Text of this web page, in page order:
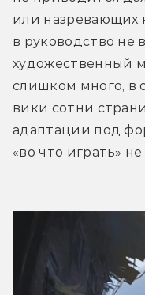
или назревающих
в руководство не
художественный
слишком много, в
вики сотни
адаптации под
«во что играть» не